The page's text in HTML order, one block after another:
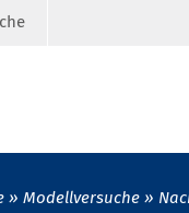
Modellversuche